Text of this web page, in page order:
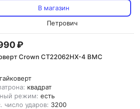
В магазин
Петрович
₽
Crown CT22062HX-4 BMC
гайковерт
квадрат
режим: есть
число ударов: 3200